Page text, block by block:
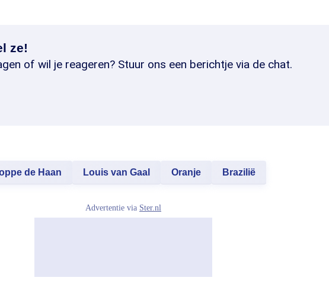
ze!
of wil je reageren? Stuur ons een berichtje via de chat.
de Haan Louis van Gaal Oranje Brazilië
Advertentie via Ster.nl